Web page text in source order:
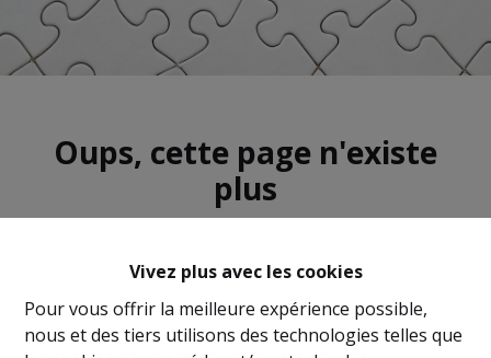
Vivez plus avec les cookies
Pour vous offrir la meilleure expérience possible,
nous et des tiers utilisons des technologies telles que
Oups, cette page n'existe
plus